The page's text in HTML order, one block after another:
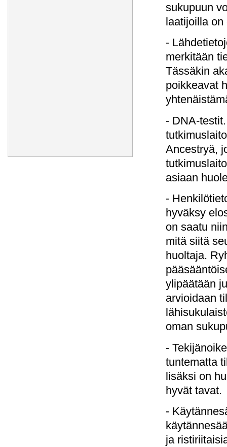
sukupuun
laatijoilla
-
merkitään
Tässäkin
poikkeavat
- DNA-
Ancestryä,
asiaan
-
hyväksy
on saatu
mitä siitä
huoltaja.
ylipäätään
arvioidaan
oman
-
tuntematta
lisäksi on
hyvät tavat.
-
ja